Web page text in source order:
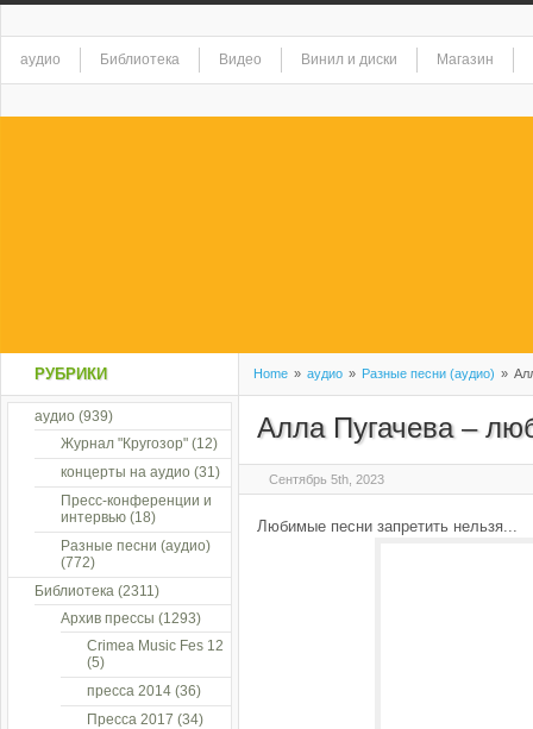
аудио Библиотека Видео Винил и диски Магазин
Home » аудио » Разные песни (аудио) »
Алла Пугачева –
Сентябрь 5th, 2023
Любимые песни запретить нельзя...
РУБРИКИ
аудио (939)
Журнал "Кругозор" (12)
концерты на аудио (31)
Пресс-конференции и
интервью (18)
Разные песни (аудио)
(772)
Библиотека (2311)
Архив прессы (1293)
Crimea Music Fes 12
(5)
пресса 2014 (36)
Пресса 2017 (34)